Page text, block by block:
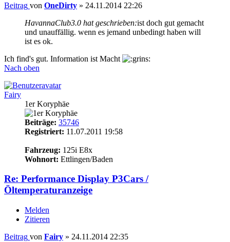
Beitrag von OneDirty » 24.11.2014 22:26
HavannaClub3.0 hat geschrieben:ist doch gut gemacht
und unauffällig. wenn es jemand unbedingt haben will
ist es ok.
Ich find's gut. Information ist Macht
Nach oben
Fairy
1er Koryphäe
Beiträge: 35746
Registriert: 11.07.2011 19:58
Fahrzeug: 125i E8x
Wohnort: Ettlingen/Baden
Re: Performance Display P3Cars /
Öltemperaturanzeige
Melden
Zitieren
Beitrag von Fairy » 24.11.2014 22:35